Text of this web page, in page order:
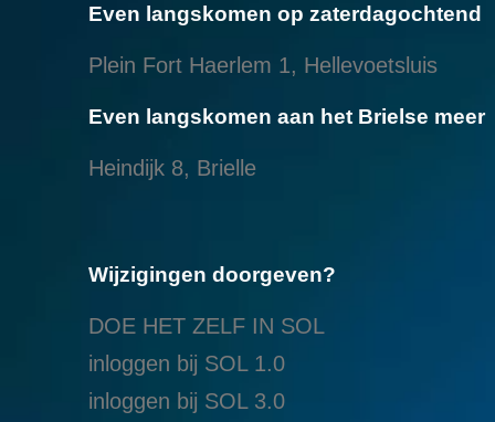
Even langskomen op zaterdagochtend
Plein Fort Haerlem 1, Hellevoetsluis
Even langskomen aan het Brielse meer
Heindijk 8, Brielle
Wijzigingen doorgeven?
DOE HET ZELF IN SOL
inloggen bij SOL 1.0
inloggen bij SOL 3.0